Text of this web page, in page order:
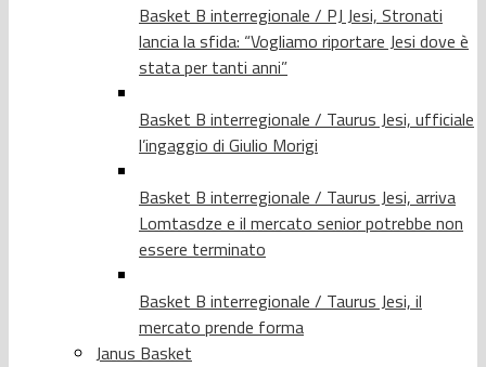
Basket B interregionale / PJ Jesi, Stronati
lancia la sfida: “Vogliamo riportare Jesi dove è
stata per tanti anni”
Basket B interregionale / Taurus Jesi, ufficiale
l’ingaggio di Giulio Morigi
Basket B interregionale / Taurus Jesi, arriva
Lomtasdze e il mercato senior potrebbe non
essere terminato
Basket B interregionale / Taurus Jesi, il
mercato prende forma
Janus Basket